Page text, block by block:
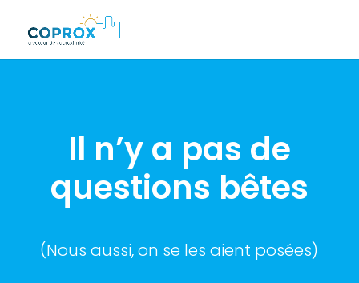
Il n’y a pas de
questions bêtes
(Nous aussi, on se les aient posées)